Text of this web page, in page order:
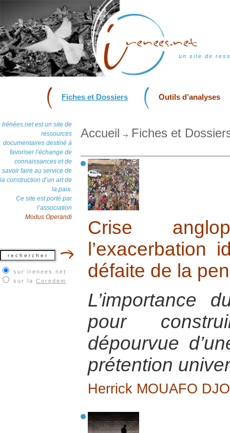
un site de
Fiches et Dossiers Outils d’analyses
Irénées.net est un site de
ressources
documentaires destiné à
favoriser l’échange de
connaissances et de
savoir faire au service de
la construction d’un art de
la paix.
Ce site est porté par
l’association
Modus Operandi
sur irenees.net
sur la Coredem
Accueil Fiches et
Crise
l’exacerbation
défaite de la
L’importance
pour
dépourvue
prétention
Herrick MOUAFO